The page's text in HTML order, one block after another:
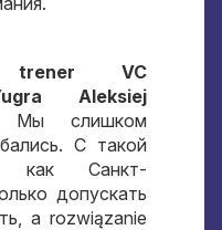
trener VC
Aleksiej
Мы слишком
. С такой
как Санкт-
допускать
, a rozwiązanie